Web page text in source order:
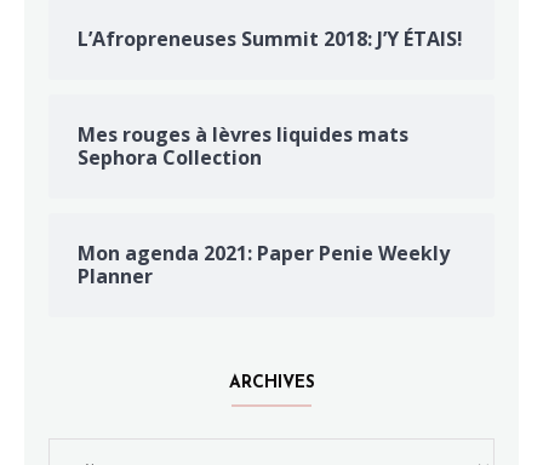
L’Afropreneuses Summit 2018: J’Y ÉTAIS!
Mes rouges à lèvres liquides mats
Sephora Collection
Mon agenda 2021: Paper Penie Weekly
Planner
ARCHIVES